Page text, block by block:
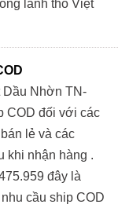
lãnh thổ Việt
Nhờn TN-
COD đối với các
lẻ và các
khi nhận hàng .
đây là
cầu ship COD